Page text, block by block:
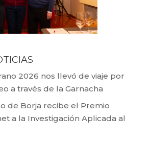
2026 nos llevó de viaje por
a través de la Garnacha
de Borja recibe el Premio
a la Investigación Aplicada al